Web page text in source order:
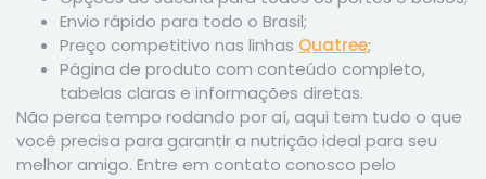
Envio rápido para todo o Brasil;
Preço competitivo nas linhas Quatree;
Página de produto com conteúdo completo,
tabelas claras e informações diretas.
Não perca tempo rodando por aí, aqui tem tudo o que
você precisa para garantir a nutrição ideal para seu
melhor amigo. Entre em contato conosco pelo